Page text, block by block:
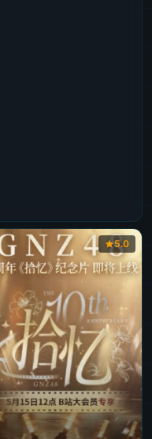
20250818 20250825
20250915 20250916
20251013 20251014
20251104 20251110
20251202 20251208
20251223 20251229
5.0